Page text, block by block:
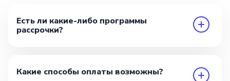
Есть ли какие-либо программы
рассрочки?
Какие способы оплаты возможны?